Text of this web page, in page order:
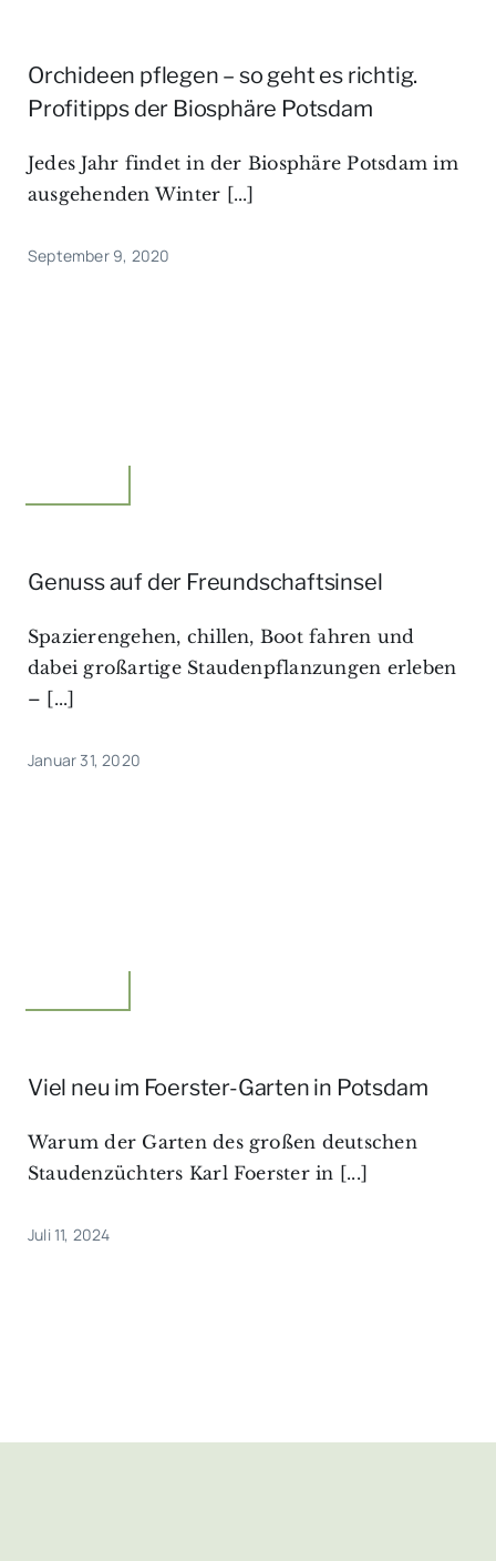
Orchideen pflegen – so geht es richtig.
Profitipps der Biosphäre Potsdam
Jedes Jahr findet in der Biosphäre Potsdam im
ausgehenden Winter [...]
September 9, 2020
Genuss auf der Freundschaftsinsel
Spazierengehen, chillen, Boot fahren und
dabei großartige Staudenpflanzungen erleben
– [...]
Januar 31, 2020
Viel neu im Foerster-Garten in Potsdam
Warum der Garten des großen deutschen
Staudenzüchters Karl Foerster in [...]
Juli 11, 2024